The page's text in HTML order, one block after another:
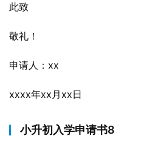
此致
敬礼！
申请人：xx
xxxx年xx月xx日
小升初入学申请书8